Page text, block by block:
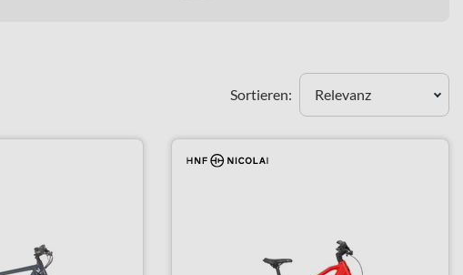
Sortieren: Relevanz